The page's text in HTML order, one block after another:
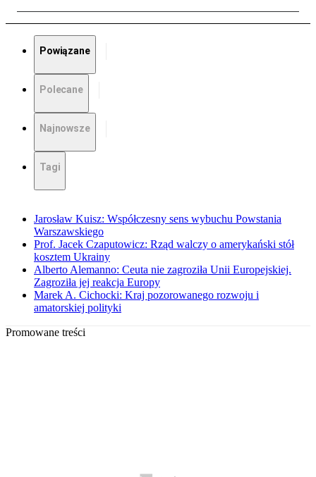
Powiązane
Polecane
Najnowsze
Tagi
Jarosław Kuisz: Współczesny sens wybuchu Powstania
Warszawskiego
Prof. Jacek Czaputowicz: Rząd walczy o amerykański stół
kosztem Ukrainy
Alberto Alemanno: Ceuta nie zagroziła Unii Europejskiej.
Zagroziła jej reakcja Europy
Marek A. Cichocki: Kraj pozorowanego rozwoju i
amatorskiej polityki
Promowane treści